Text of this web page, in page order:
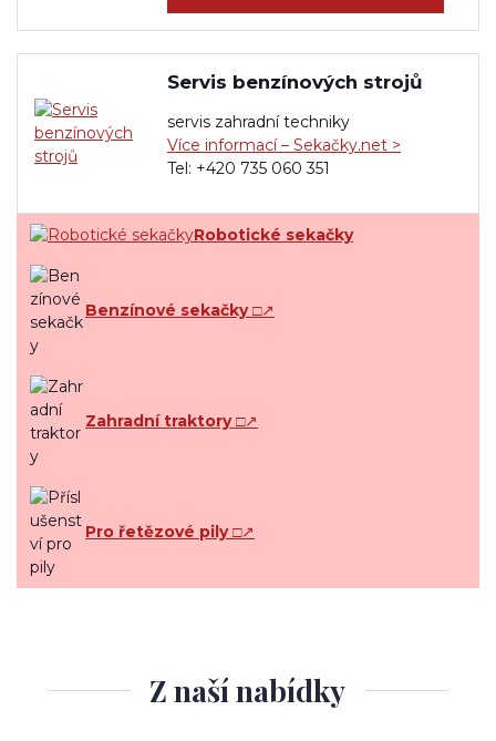
Servis benzínových strojů
servis zahradní techniky
Více informací – Sekačky.net >
Tel: +420 735 060 351
Robotické sekačky
Benzínové sekačky□↗
Zahradní traktory□↗
Pro řetězové pily□↗
Z naší nabídky